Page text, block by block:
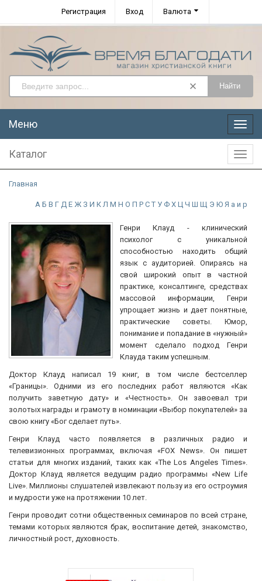
Регистрация Вход Валюта
Найти
Меню
Меню
Каталог
Главная
А Б В Г Д Е Ж З И К Л М Н О П Р С Т У Ф Х Ц Ч Ш Щ Э Ю Я а и р
Генри Клауд - клинический
психолог с уникальной
способностью находить общий
язык с аудиторией. Опираясь на
свой широкий опыт в частной
практике, консалтинге, средствах
массовой информации, Генри
упрощает жизнь и дает понятные,
практические советы. Юмор,
понимание и попадание в «нужный»
момент сделало подход Генри
Клауда таким успешным.
Доктор Клауд написал 19 книг, в том числе бестселлер
«Границы». Одними из его последних работ являются «Как
получить заветную дату» и «Честность». Он завоевал три
золотых награды и грамоту в номинации «Выбор покупателей» за
свою книгу «Бог сделает путь».
Генри Клауд часто появляется в различных радио и
телевизионных программах, включая «FOX News». Он пишет
статьи для многих изданий, таких как «The Los Angeles Times».
Доктор Клауд является ведущим радио программы «New Life
Live». Миллионы слушателей извлекают пользу из его остроумия
и мудрости уже на протяжении 10 лет.
Генри проводит сотни общественных семинаров по всей стране,
темами которых являются брак, воспитание детей, знакомство,
личностный рост, духовность.